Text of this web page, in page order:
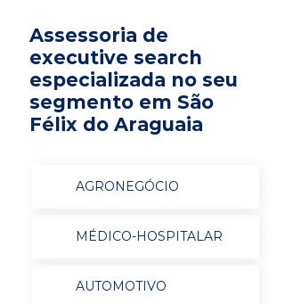
Assessoria de
executive search
especializada no seu
segmento em São
Félix do Araguaia
AGRONEGÓCIO
MÉDICO-HOSPITALAR
AUTOMOTIVO